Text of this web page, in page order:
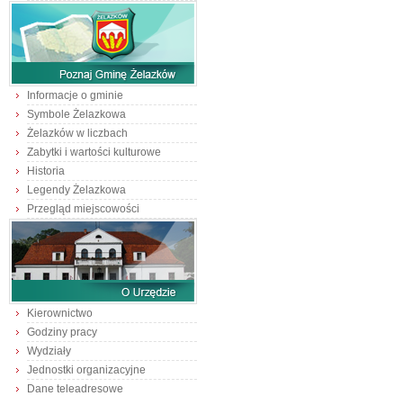
Informacje o gminie
Symbole Żelazkowa
Żelazków w liczbach
Zabytki i wartości kulturowe
Historia
Legendy Żelazkowa
Przegląd miejscowości
Kierownictwo
Godziny pracy
Wydziały
Jednostki organizacyjne
Dane teleadresowe